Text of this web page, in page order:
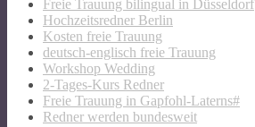
Freie Trauung bilingual in Düsseldorf
Hochzeitsredner Berlin
Kosten freie Trauung
deutsch-englisch freie Trauung
Workshop Wedding
2-Tages-Kurs Redner
Freie Trauung in Gapfohl-Laterns#
Redner werden bundesweit